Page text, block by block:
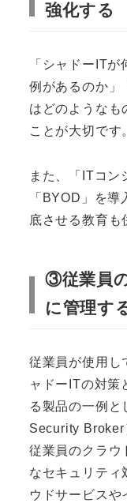
強化する
「シャドーIT
例があるのか」
はどのようなも
ことが大切です
また、「ITコン
「BYOD」を
底させる教育も
③従業員
に管理す
従業員が使用し
ャドーITの対策
る製品の一例
Security Broker
従業員のクラウ
なセキュリティ
ウドサービス